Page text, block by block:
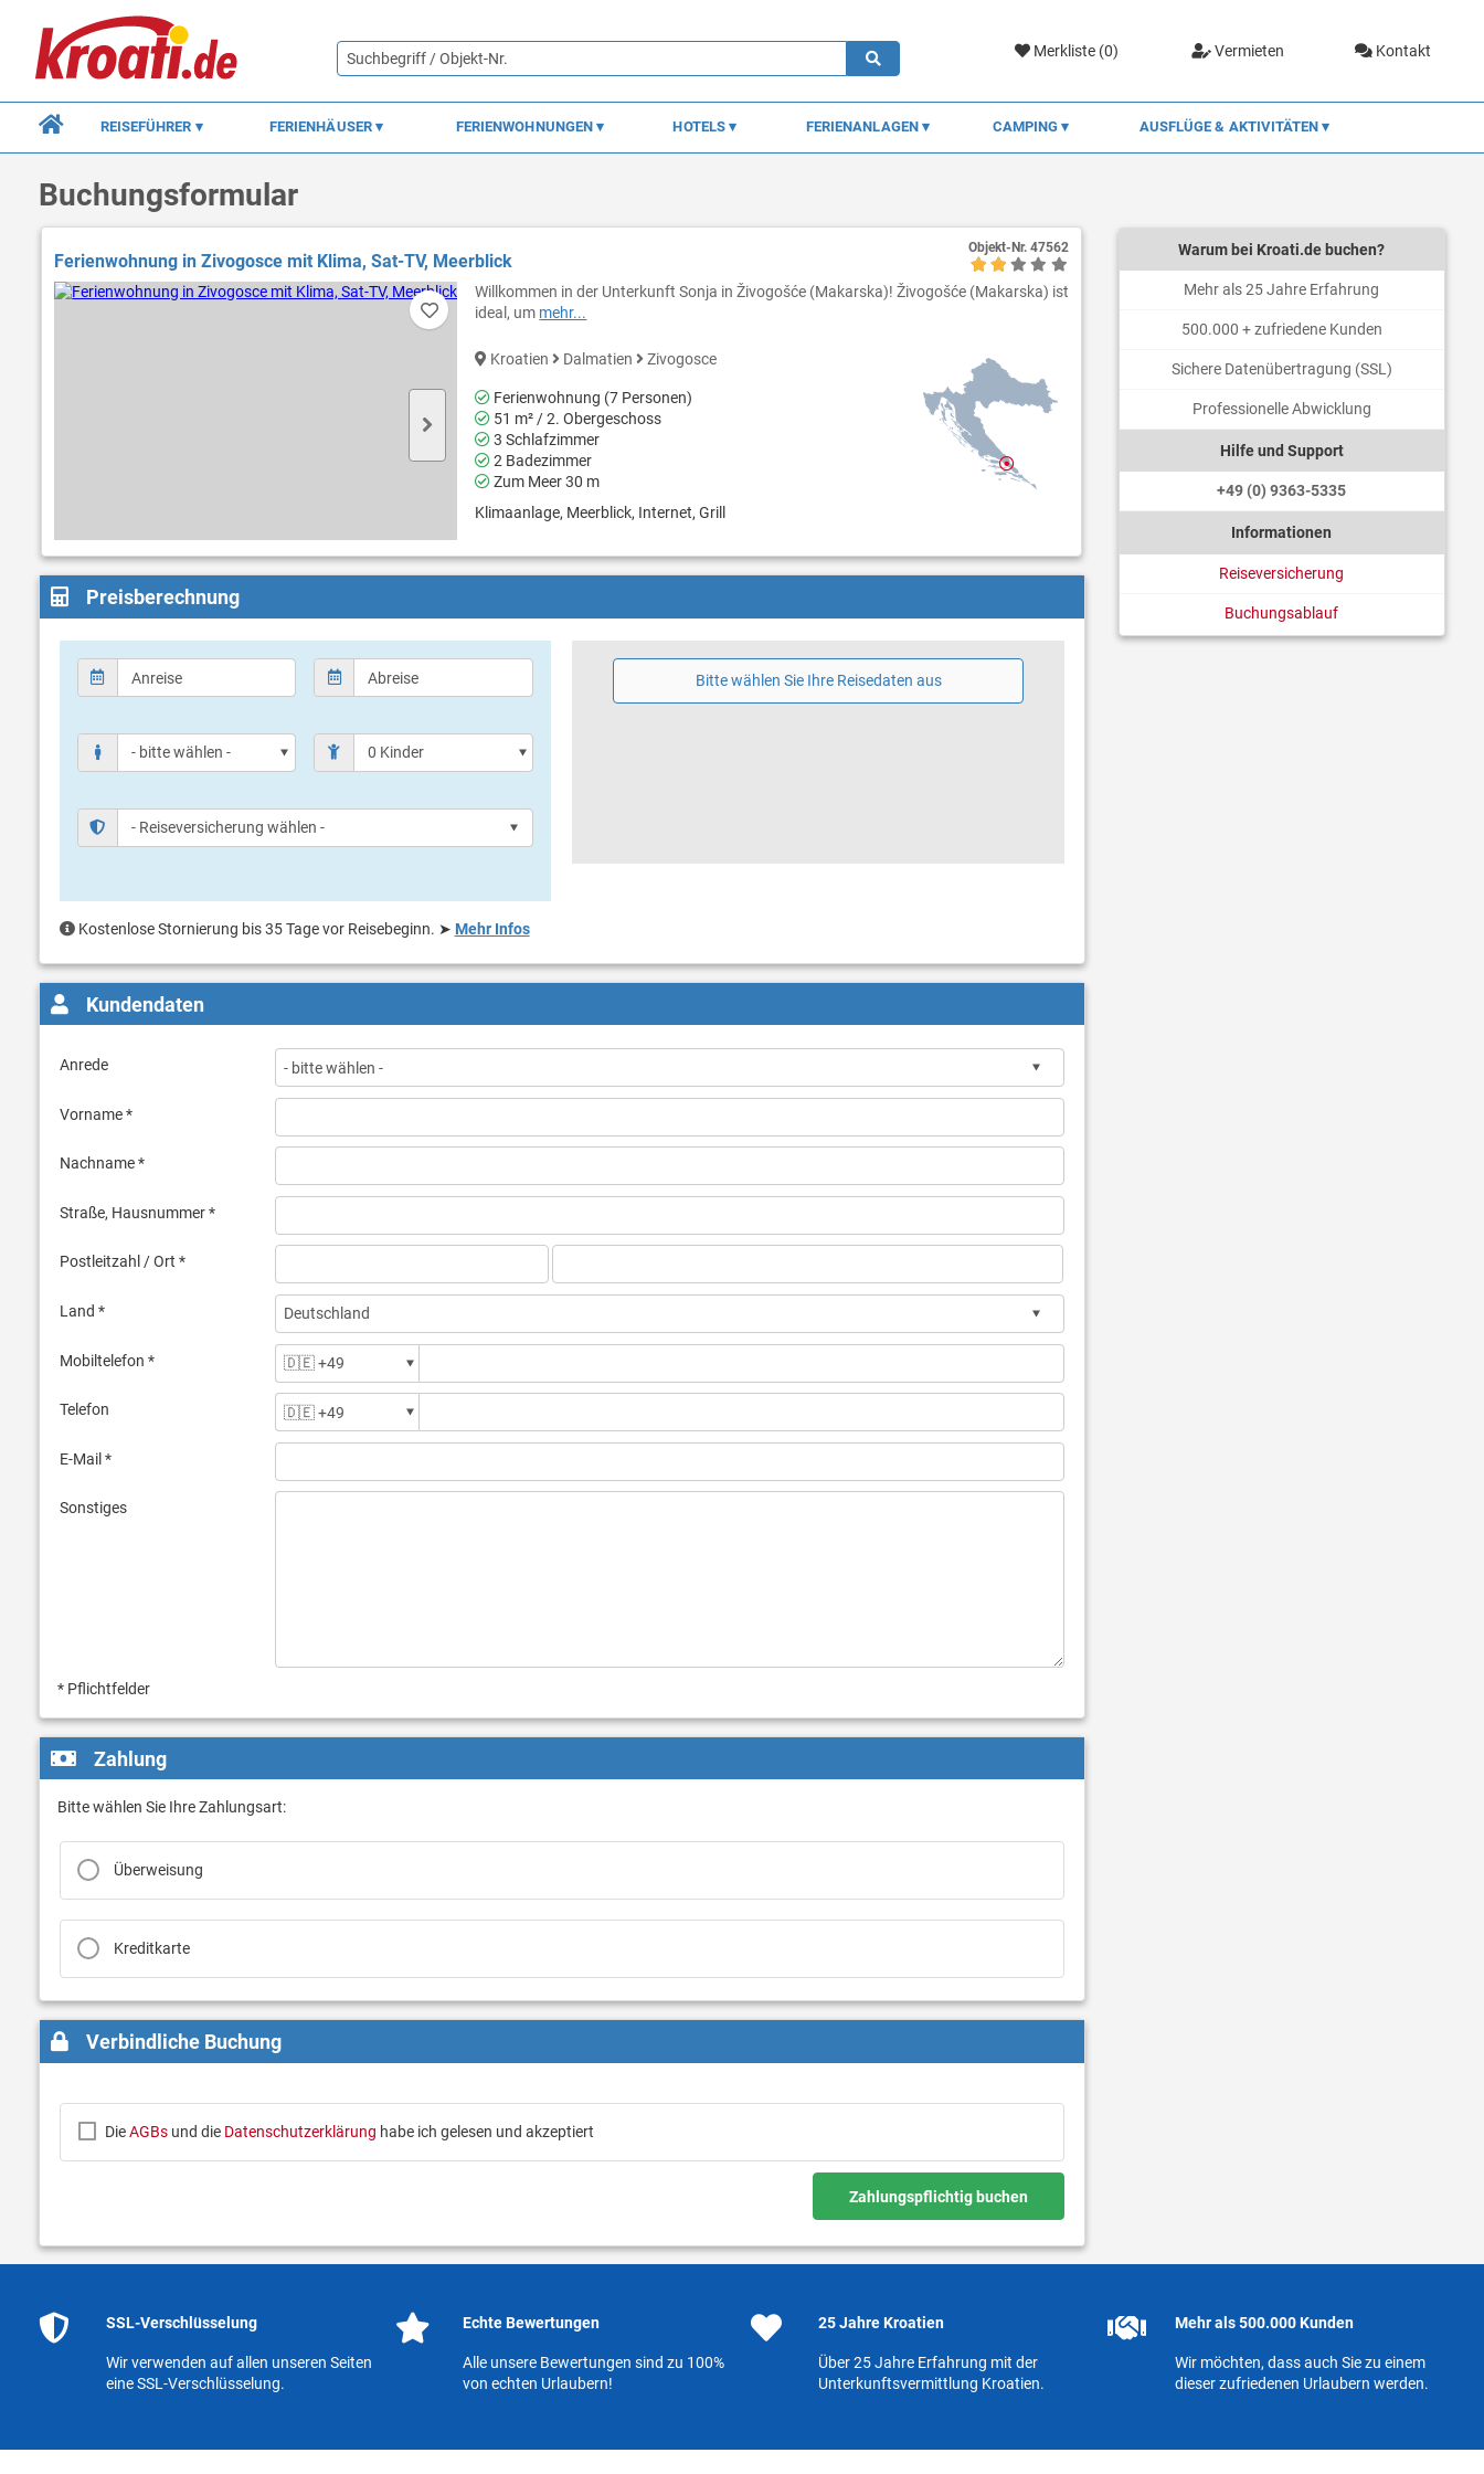
Merkliste (0) Vermieten Kontakt
REISEFÜHRER FERIENHÄUSER FERIENWOHNUNGEN HOTELS FERIENANLAGEN CAMPING AUSFLÜGE & AKTIVITÄTEN
Buchungsformular
Ferienwohnung in Zivogosce mit Klima, Sat-TV, Meerblick
Willkommen in der Unterkunft Sonja in Živogošće (Makarska)! Živogošće (Makarska) ist
ideal, um mehr...
Kroatien Dalmatien Zivogosce
Ferienwohnung (7 Personen)
51 m² / 2. Obergeschoss
3 Schlafzimmer
2 Badezimmer
Zum Meer 30 m
Klimaanlage, Meerblick, Internet, Grill
Objekt-Nr.47562
Preisberechnung
Kostenlose Stornierung bis 35 Tage vor Reisebeginn. ➤ Mehr Infos
Bitte wählen Sie Ihre Reisedaten aus
Kundendaten
Anrede
Vorname *
Nachname *
Straße, Hausnummer *
Postleitzahl / Ort *
Land *
Mobiltelefon *
Telefon
E-Mail *
Sonstiges
* Pflichtfelder
Zahlung
Bitte wählen Sie Ihre Zahlungsart:
Überweisung
Kreditkarte
Verbindliche Buchung
DieAGBsund die Datenschutzerklärung habe ich gelesen und akzeptiert
Zahlungspflichtig buchen
Warum bei Kroati.de buchen?
Mehr als 25 Jahre Erfahrung
500.000 + zufriedene Kunden
Sichere Datenübertragung (SSL)
Professionelle Abwicklung
Hilfe und Support
+49 (0) 9363-5335
Informationen
Reiseversicherung
Buchungsablauf
SSL-Verschlüsselung
Wir verwenden auf allen unseren Seiten
eine SSL-Verschlüsselung.
Echte Bewertungen
Alle unsere Bewertungen sind zu 100%
von echten Urlaubern!
25 Jahre Kroatien
Über 25 Jahre Erfahrung mit der
Unterkunftsvermittlung Kroatien.
Mehr als 500.000 Kunden
Wir möchten, dass auch Sie zu einem
dieser zufriedenen Urlaubern werden.